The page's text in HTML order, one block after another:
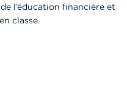
l’éducation financière et
classe.